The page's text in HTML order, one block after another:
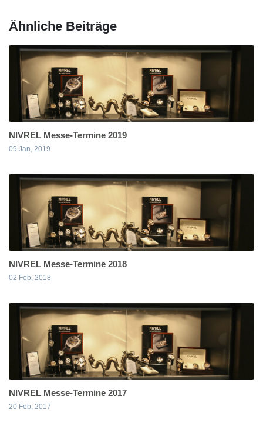
Ähnliche Beiträge
NIVREL Messe-Termine 2019
09 Jan, 2019
NIVREL Messe-Termine 2018
02 Feb, 2018
NIVREL Messe-Termine 2017
20 Feb, 2017